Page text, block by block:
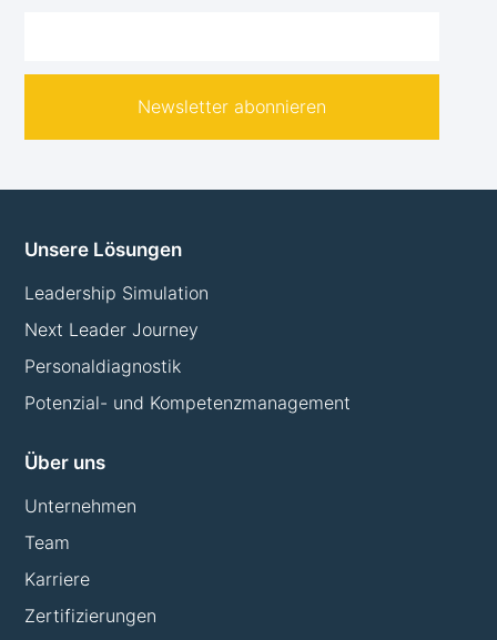
Newsletter abonnieren
Unsere Lösungen
Leadership Simulation
Next Leader Journey
Personaldiagnostik
Potenzial- und Kompetenzmanagement
Über uns
Unternehmen
Team
Karriere
Zertifizierungen